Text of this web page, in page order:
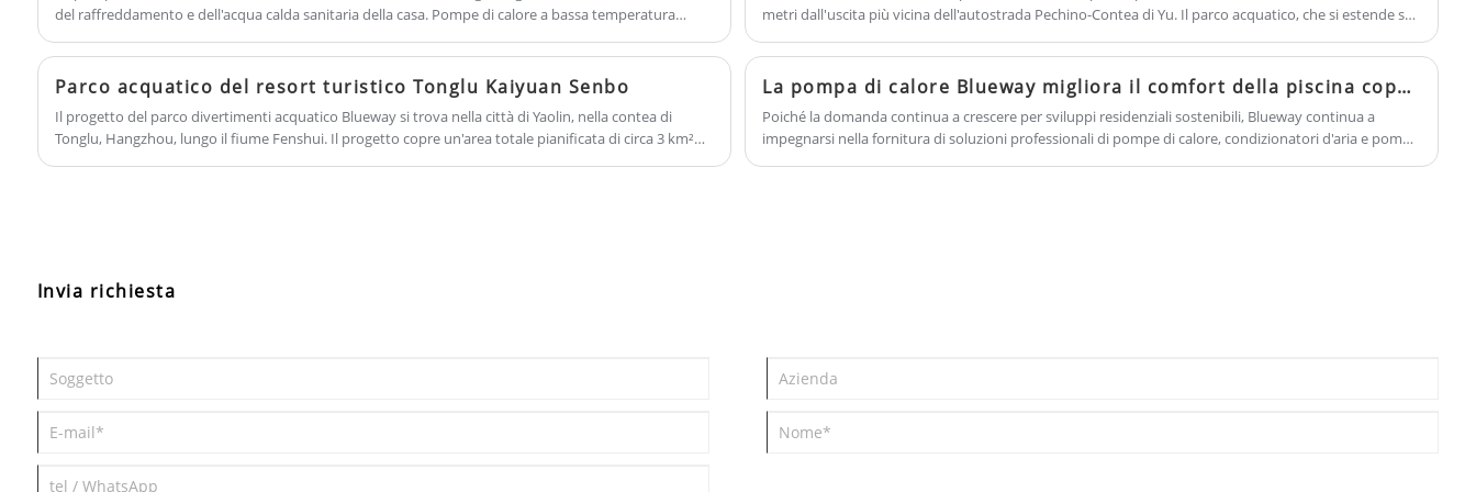
nostra fabbrica e ti offriremo il miglior
servizio post-vendita e consegna puntuale.
del raffreddamento e dell'acqua calda sanitaria della casa. Pompe di calore a bassa temperatura
consentono un risparmio energetico sulle bollette energetiche annuali e possono funzionare con
un'ampia gamma di unità terminali e sistemi di acqua calda per creare un ambiente confortevole in
tutta la casa per tutto l'anno, soddisfare qualsiasi esigenza tra cui riscaldamento, raffreddamento,
acqua calda, ventilazione, ecc.
metri dall'uscita più vicina dell'autostrada Pechino-Contea di Yu. Il parco acquatico, che si estende su
tema e un centro di servizi di salute e benessere.
Parco acquatico del resort turistico Tonglu Kaiyuan Senbo
Il progetto del parco divertimenti acquatico Blueway si trova nella città di Yaolin, nella contea di
Tonglu, Hangzhou, lungo il fiume Fenshui. Il progetto copre un'area totale pianificata di circa 3 km²
La pompa di calore Blueway migliora il comfort della piscina coperta nel progetto residenziale Yabowen No.1 Mansion
Poiché la domanda continua a crescere per sviluppi residenziali sostenibili, Blueway continua a
impegnarsi nella fornitura di soluzioni professionali di pompe di calore, condizionatori d'aria e pompe
Invia richiesta